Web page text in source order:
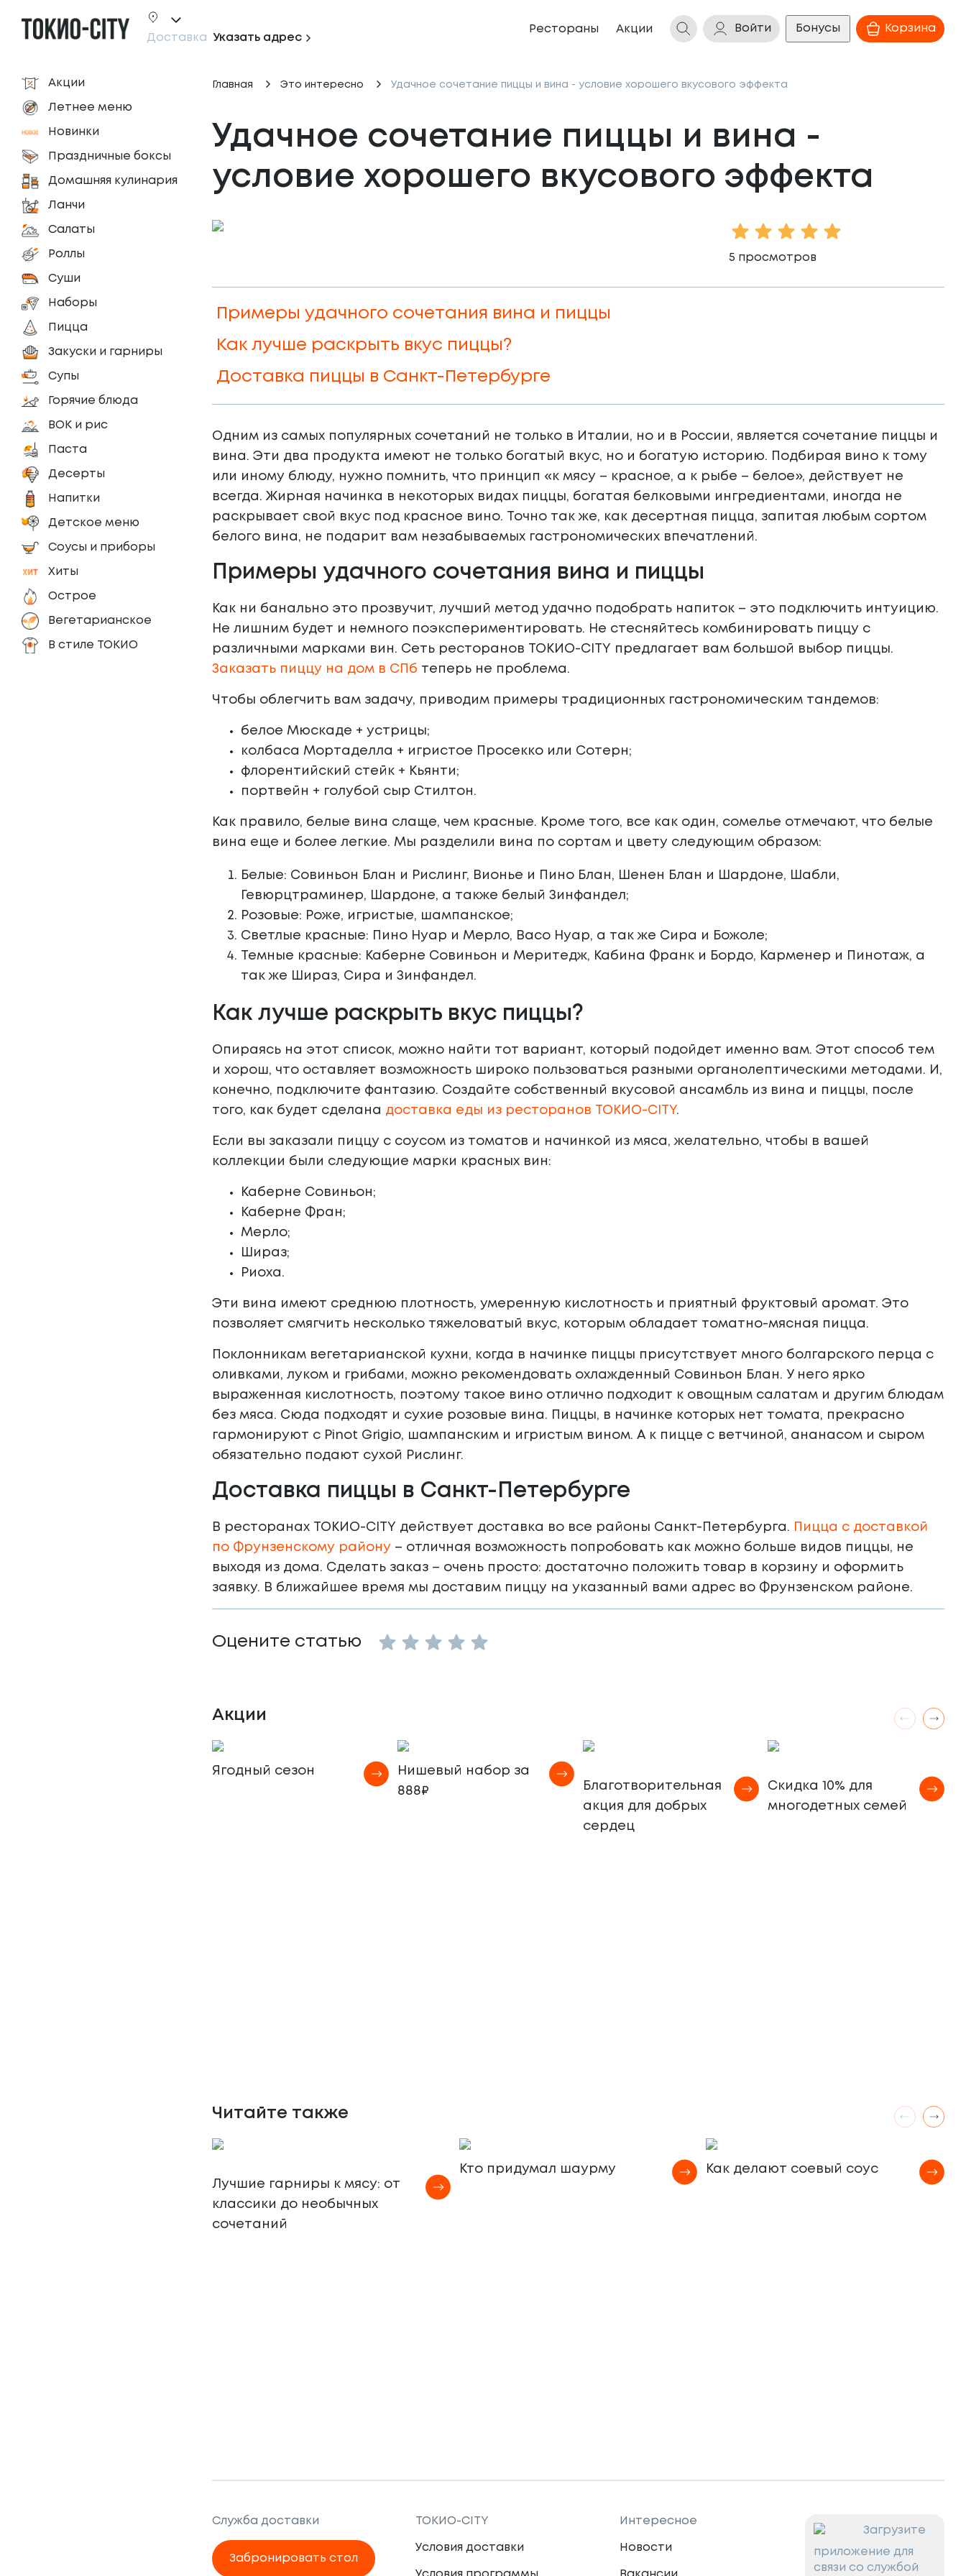
Доставка Указать адрес
Рестораны Акции Войти Бонусы Корзина
Акции
Летнее меню
Новинки
Праздничные боксы
Домашняя кулинария
Ланчи
Салаты
Роллы
Суши
Наборы
Пицца
Закуски и гарниры
Супы
Горячие блюда
ВОК и рис
Паста
Десерты
Напитки
Детское меню
Соусы и приборы
Хиты
Острое
Вегетарианское
В стиле ТОКИО
Главная Это интересно Удачное сочетание пиццы и вина - условие хорошего вкусового эффекта
Удачное сочетание пиццы и вина -
условие хорошего вкусового эффекта
1 Star
2 Stars
3 Stars
4 Stars
5 просмотров
Примеры удачного сочетания вина и пиццы
Как лучше раскрыть вкус пиццы?
Доставка пиццы в Санкт-Петербурге
Одним из самых популярных сочетаний не только в Италии, но и в России, является сочетание пиццы и
вина. Эти два продукта имеют не только богатый вкус, но и богатую историю. Подбирая вино к тому
или иному блюду, нужно помнить, что принцип «к мясу – красное, а к рыбе – белое», действует не
всегда. Жирная начинка в некоторых видах пиццы, богатая белковыми ингредиентами, иногда не
раскрывает свой вкус под красное вино. Точно так же, как десертная пицца, запитая любым сортом
белого вина, не подарит вам незабываемых гастрономических впечатлений.
Примеры удачного сочетания вина и пиццы
Как ни банально это прозвучит, лучший метод удачно подобрать напиток – это подключить интуицию.
Не лишним будет и немного поэкспериментировать. Не стесняйтесь комбинировать пиццу с
различными марками вин. Сеть ресторанов ТОКИО-CITY предлагает вам большой выбор пиццы.
Заказать пиццу на дом в СПб теперь не проблема.
Чтобы облегчить вам задачу, приводим примеры традиционных гастрономическим тандемов:
белое Мюскаде + устрицы;
колбаса Мортаделла + игристое Просекко или Сотерн;
флорентийский стейк + Кьянти;
портвейн + голубой сыр Стилтон.
Как правило, белые вина слаще, чем красные. Кроме того, все как один, сомелье отмечают, что белые
вина еще и более легкие. Мы разделили вина по сортам и цвету следующим образом:
Белые: Совиньон Блан и Рислинг, Вионье и Пино Блан, Шенен Блан и Шардоне, Шабли,
Гевюрцтраминер, Шардоне, а также белый Зинфандел;
Розовые: Роже, игристые, шампанское;
Светлые красные: Пино Нуар и Мерло, Васо Нуар, а так же Сира и Божоле;
Темные красные: Каберне Совиньон и Меритедж, Кабина Франк и Бордо, Карменер и Пинотаж, а
так же Шираз, Сира и Зинфандел.
Как лучше раскрыть вкус пиццы?
Опираясь на этот список, можно найти тот вариант, который подойдет именно вам. Этот способ тем
и хорош, что оставляет возможность широко пользоваться разными органолептическими методами. И,
конечно, подключите фантазию. Создайте собственный вкусовой ансамбль из вина и пиццы, после
того, как будет сделана доставка еды из ресторанов ТОКИО-CITY.
Если вы заказали пиццу с соусом из томатов и начинкой из мяса, желательно, чтобы в вашей
коллекции были следующие марки красных вин:
Каберне Совиньон;
Каберне Фран;
Мерло;
Шираз;
Риоха.
Эти вина имеют среднюю плотность, умеренную кислотность и приятный фруктовый аромат. Это
позволяет смягчить несколько тяжеловатый вкус, которым обладает томатно-мясная пицца.
Поклонникам вегетарианской кухни, когда в начинке пиццы присутствует много болгарского перца с
оливками, луком и грибами, можно рекомендовать охлажденный Совиньон Блан. У него ярко
выраженная кислотность, поэтому такое вино отлично подходит к овощным салатам и другим блюдам
без мяса. Сюда подходят и сухие розовые вина. Пиццы, в начинке которых нет томата, прекрасно
гармонируют с Pinot Grigio, шампанским и игристым вином. А к пицце с ветчиной, ананасом и сыром
обязательно подают сухой Рислинг.
Доставка пиццы в Санкт-Петербурге
В ресторанах ТОКИО-CITY действует доставка во все районы Санкт-Петербурга.
Пицца с доставкой
по Фрунзенскому району – отличная возможность попробовать как можно больше видов пиццы, не
выходя из дома. Сделать заказ – очень просто: достаточно положить товар в корзину и оформить
заявку. В ближайшее время мы доставим пиццу на указанный вами адрес во Фрунзенском районе.
Оцените статью
Акции
Ягодный сезон
Нишевый набор за
888₽
Благотворительная
акция для добрых
сердец
Скидка 10% для
многодетных семей
Читайте также
Лучшие гарниры к мясу: от
классики до необычных
сочетаний
Кто придумал шаурму Как делают соевый соус
Служба доставки
Забронировать стол
ТОКИО-CITY
Условия доставки
Интересное
Новости
Загрузите
приложение для
связи со службой